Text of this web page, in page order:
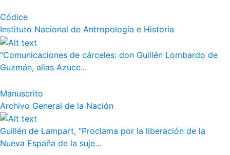
Códice
Instituto Nacional de Antropología e Historia
"Comunicaciones de cárceles: don Guillén Lombardo de
Guzmán, alias Azuce...
Manuscrito
Archivo General de la Nación
Guillén de Lampart, "Proclama por la liberación de la
Nueva España de la suje...